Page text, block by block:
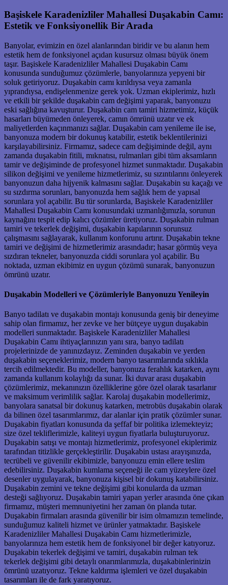
Başiskele Karadenizliler Mahallesi Duşakabin Camı:
Estetik ve Fonksiyonellik Bir Arada
Banyolar, evimizin en özel alanlarından biridir ve bu alanın hem
estetik hem de fonksiyonel açıdan kusursuz olması büyük önem
taşır. Başiskele Karadenizliler Mahallesi Duşakabin Camı
konusunda sunduğumuz çözümlerle, banyolarınıza yepyeni bir
soluk getiriyoruz. Duşakabin camı kırıldıysa veya zamanla
yıprandıysa, endişelenmenize gerek yok. Uzman ekiplerimiz, hızlı
ve etkili bir şekilde duşakabin cam değişimi yaparak, banyonuzu
eski sağlığına kavuşturur. Duşakabin cam tamiri hizmetimiz, küçük
hasarları büyümeden önleyerek, camın ömrünü uzatır ve ek
maliyetlerden kaçınmanızı sağlar. Duşakabin cam yenileme ile ise,
banyonuza modern bir dokunuş katabilir, estetik beklentilerinizi
karşılayabilirsiniz. Firmamız, sadece cam değişiminde değil, aynı
zamanda duşakabin fitili, mıknatısı, rulmanları gibi tüm aksamların
tamir ve değişiminde de profesyonel hizmet sunmaktadır. Duşakabin
silikon değişimi ve yenileme hizmetlerimiz, su sızıntılarını önleyerek
banyonuzun daha hijyenik kalmasını sağlar. Duşakabin su kaçağı ve
su sızdırma sorunları, banyonuzda hem sağlık hem de yapısal
sorunlara yol açabilir. Bu tür sorunlarda, Başiskele Karadenizliler
Mahallesi Duşakabin Camı konusundaki uzmanlığımızla, sorunun
kaynağını tespit edip kalıcı çözümler üretiyoruz. Duşakabin rulman
tamiri ve tekerlek değişimi, duşakabin kapılarının sorunsuz
çalışmasını sağlayarak, kullanım konforunu artırır. Duşakabin tekne
tamiri ve değişimi de hizmetlerimiz arasındadır; hasar görmüş veya
sızdıran tekneler, banyonuzda ciddi sorunlara yol açabilir. Bu
noktada, uzman ekibimiz en uygun çözümü sunarak, banyonuzun
ömrünü uzatır.
Duşakabin Modelleri ve Çözümleriyle Banyonuzu Yenileyin
Banyo tadilatı ve duşakabin montajı konusunda geniş bir deneyime
sahip olan firmamız, her zevke ve her bütçeye uygun duşakabin
modelleri sunmaktadır. Başiskele Karadenizliler Mahallesi
Duşakabin Camı ihtiyaçlarınızın yanı sıra, banyo tadilatı
projelerinizde de yanınızdayız. Zeminden duşakabin ve yerden
duşakabin seçeneklerimiz, modern banyo tasarımlarında sıklıkla
tercih edilmektedir. Bu modeller, banyonuza ferahlık katarken, aynı
zamanda kullanım kolaylığı da sunar. İki duvar arası duşakabin
çözümlerimiz, mekanınızın özelliklerine göre özel olarak tasarlanır
ve maksimum verimlilik sağlar. Karolaj duşakabin modellerimiz,
banyolara sanatsal bir dokunuş katarken, metrobüs duşakabin olarak
da bilinen özel tasarımlarımız, dar alanlar için pratik çözümler sunar.
Duşakabin fiyatları konusunda da şeffaf bir politika izlemekteyiz;
size özel tekliflerimizle, kaliteyi uygun fiyatlarla buluşturuyoruz.
Duşakabin satışı ve montajı hizmetlerimiz, profesyonel ekiplerimiz
tarafından titizlikle gerçekleştirilir. Duşakabin ustası arayışınızda,
tecrübeli ve güvenilir ekibimizle, banyonuzu emin ellere teslim
edebilirsiniz. Duşakabin kumlama seçeneği ile cam yüzeylere özel
desenler uygulayarak, banyonuza kişisel bir dokunuş katabilirsiniz.
Duşakabin zemini ve tekne değişimi gibi konularda da uzman
desteği sağlıyoruz. Duşakabin tamiri yapan yerler arasında öne çıkan
firmamız, müşteri memnuniyetini her zaman ön planda tutar.
Duşakabin firmaları arasında güvenilir bir isim olmamızın temelinde,
sunduğumuz kaliteli hizmet ve ürünler yatmaktadır. Başiskele
Karadenizliler Mahallesi Duşakabin Camı hizmetlerimizle,
banyolarınıza hem estetik hem de fonksiyonel bir değer katıyoruz.
Duşakabin tekerlek değişimi ve tamiri, duşakabin rulman tek
tekerlek değişimi gibi detaylı onarımlarımızla, duşakabinlerinizin
ömrünü uzatıyoruz. Tekne kaldırma işlemleri ve özel duşakabin
tasarımları ile de fark yaratıyoruz.